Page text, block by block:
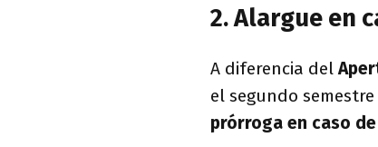
2. Alargue en
A diferencia del
el segundo
prórroga en caso